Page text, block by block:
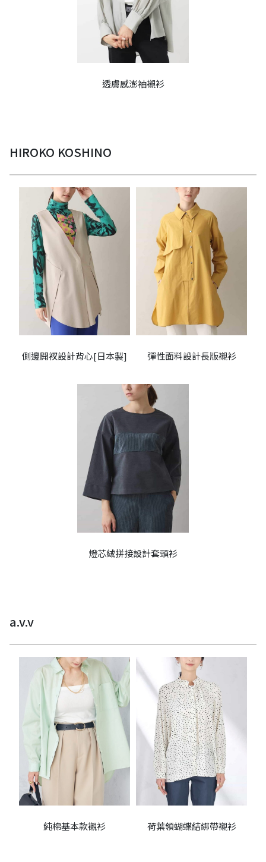
透膚感澎袖襯衫
HIROKO KOSHINO
側邊開衩設計背心[日本製] 彈性面料設計長版襯衫
燈芯絨拼接設計套頭衫
a.v.v
純棉基本款襯衫 荷葉領蝴蝶結綁帶襯衫